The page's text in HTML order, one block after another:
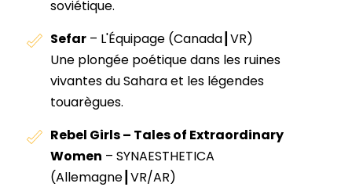
soviétique.
Sefar – L'Équipage (Canada┃VR)
Une plongée poétique dans les ruines
vivantes du Sahara et les légendes
touarègues.
Rebel Girls – Tales of Extraordinary
Women – SYNAESTHETICA
(Allemagne┃VR/AR)